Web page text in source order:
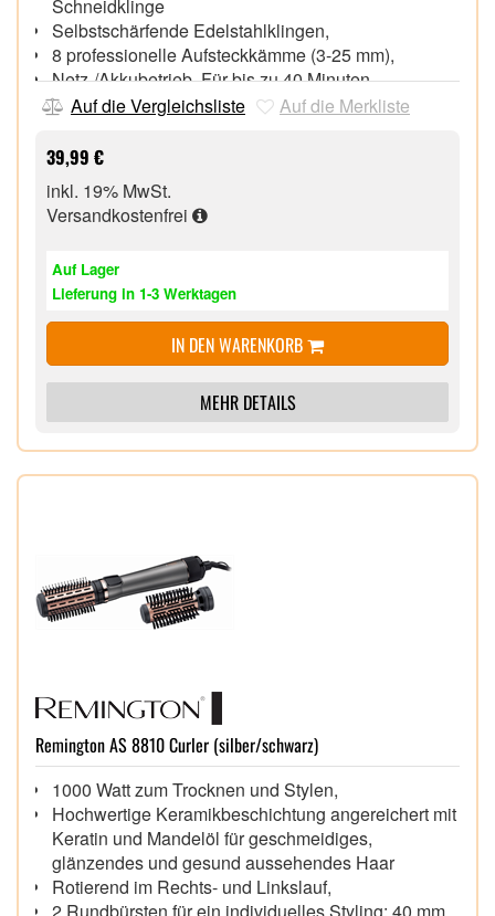
Schneidklinge
Selbstschärfende Edelstahlklingen,
8 professionelle Aufsteckkämme (3-25 mm),
Netz-/Akkubetrieb, Für bis zu 40 Minuten
Betriebszeit, 2 Stunden Ladezeit
Umhang fängt die geschnittenen Haare auf, für
weniger Chaos im Badezimmer
Haarspangen zum Abtrennen einzelner
Haarpartien,
inklusive, hochwertige Aufbewahrungstasche
Auf die Vergleichsliste Auf die Merkliste
39,99 €
inkl. 19% MwSt.
Versandkostenfrei
Auf Lager
Lieferung in 1-3 Werktagen
IN DEN WARENKORB
MEHR DETAILS
Remington AS 8810 Curler (silber/schwarz)
1000 Watt zum Trocknen und Stylen,
Hochwertige Keramikbeschichtung angereichert mit
Keratin und Mandelöl für geschmeidiges,
glänzendes und gesund aussehendes Haar
Rotierend im Rechts- und Linkslauf,
2 Rundbürsten für ein individuelles Styling: 40 mm